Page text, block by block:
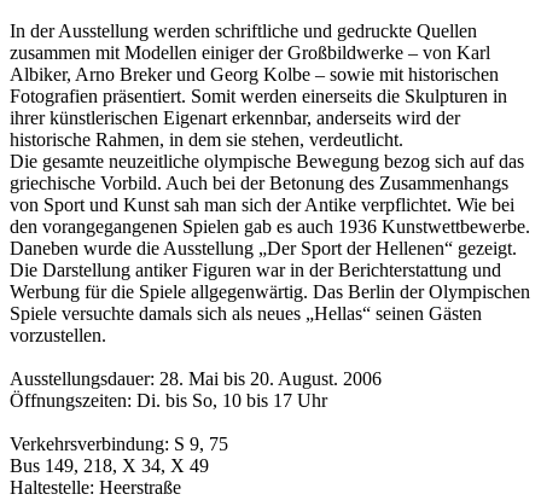
In der Ausstellung werden schriftliche und gedruckte Quellen
zusammen mit Modellen einiger der Großbildwerke – von Karl
Albiker, Arno Breker und Georg Kolbe – sowie mit historischen
Fotografien präsentiert. Somit werden einerseits die Skulpturen in
ihrer künstlerischen Eigenart erkennbar, anderseits wird der
historische Rahmen, in dem sie stehen, verdeutlicht.
Die gesamte neuzeitliche olympische Bewegung bezog sich auf das
griechische Vorbild. Auch bei der Betonung des Zusammenhangs
von Sport und Kunst sah man sich der Antike verpflichtet. Wie bei
den vorangegangenen Spielen gab es auch 1936 Kunstwettbewerbe.
Daneben wurde die Ausstellung „Der Sport der Hellenen“ gezeigt.
Die Darstellung antiker Figuren war in der Berichterstattung und
Werbung für die Spiele allgegenwärtig. Das Berlin der Olympischen
Spiele versuchte damals sich als neues „Hellas“ seinen Gästen
vorzustellen.
Ausstellungsdauer: 28. Mai bis 20. August. 2006
Öffnungszeiten: Di. bis So, 10 bis 17 Uhr
Verkehrsverbindung: S 9, 75
Bus 149, 218, X 34, X 49
Haltestelle: Heerstraße